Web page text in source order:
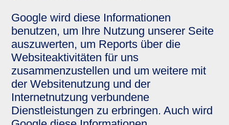
Google wird diese Informationen
benutzen, um Ihre Nutzung unserer Seite
auszuwerten, um Reports über die
Websiteaktivitäten für uns
zusammenzustellen und um weitere mit
der Websitenutzung und der
Internetnutzung verbundene
Dienstleistungen zu erbringen. Auch wird